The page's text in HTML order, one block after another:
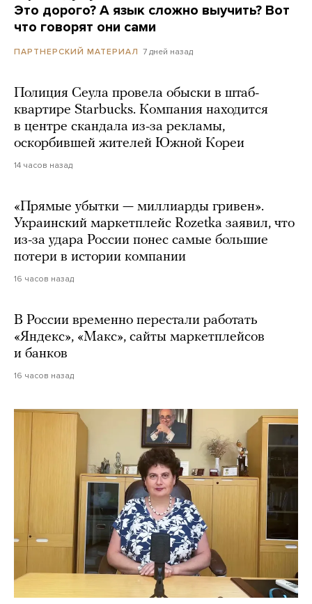
Это дорого? А язык сложно выучить? Вот
что говорят они сами
ПАРТНЕРСКИЙ МАТЕРИАЛ 7 дней назад
Полиция Сеула провела обыски в штаб-
квартире Starbucks. Компания находится
в центре скандала из-за рекламы,
оскорбившей жителей Южной Кореи
14 часов назад
«Прямые убытки — миллиарды гривен».
Украинский маркетплейс Rozetka заявил, что
из-за удара России понес самые большие
потери в истории компании
16 часов назад
В России временно перестали работать
«Яндекс», «Макс», сайты маркетплейсов
и банков
16 часов назад